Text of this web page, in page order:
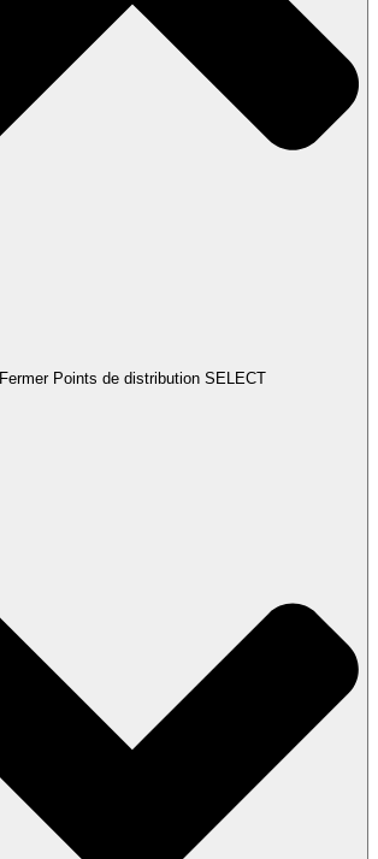
Fermer Points de distribution SELECT